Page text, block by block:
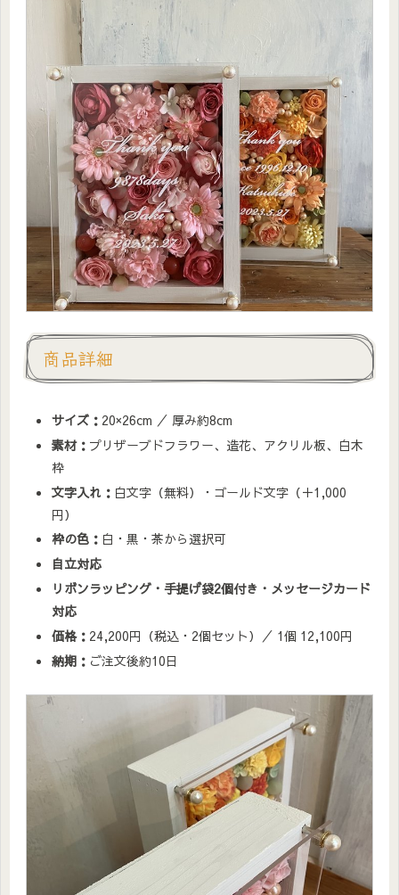
商品詳細
サイズ： 20×26cm ／ 厚み約8cm
素材： プリザーブドフラワー、造花、アクリル板、白木
枠
文字入れ： 白文字（無料）・ゴールド文字（＋1,000
円）
枠の色： 白・黒・茶から選択可
自立対応
リボンラッピング・手提げ袋2個付き・メッセージカード
対応
価格： 24,200円（税込・2個セット）／ 1個 12,100円
納期： ご注文後約10日